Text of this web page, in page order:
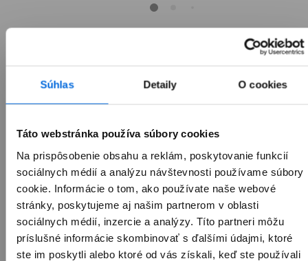
Súhlas Detaily O cookies
Táto webstránka používa súbory cookies
Na prispôsobenie obsahu a reklám, poskytovanie funkcií
sociálnych médií a analýzu návštevnosti používame súbory
cookie. Informácie o tom, ako používate naše webové
stránky, poskytujeme aj našim partnerom v oblasti
sociálnych médií, inzercie a analýzy. Títo partneri môžu
príslušné informácie skombinovať s ďalšími údajmi, ktoré
ste im poskytli alebo ktoré od vás získali, keď ste používali
Popis
AirPods Max, dokonalý poslucháčsky zážitok. Teraz v
piatich nových farbách. Ovládač navrhnutý
spoločnosťou Apple poskytuje vysoko verný zvuk.
Každý detail, od krytu až po vankúše, bol navrhnutý